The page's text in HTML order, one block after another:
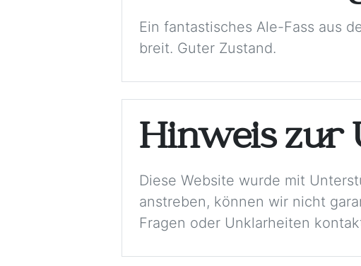
Ein fantastisches Ale-Fass aus
breit. Guter Zustand.
Hinweis zur
Diese Website wurde mit
anstreben, können wir nicht
Fragen oder Unklarheiten